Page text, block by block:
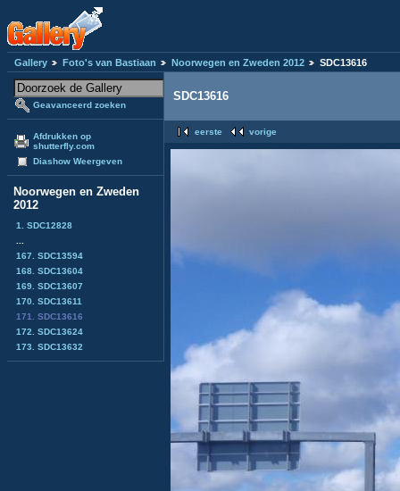
Gallery Foto's van Bastiaan Noorwegen en Zweden 2012 SDC13616
Geavanceerd zoeken
Afdrukken op
shutterfly.com
Diashow Weergeven
Noorwegen en Zweden
2012
1. SDC12828
167. SDC13594
168. SDC13604
169. SDC13607
170. SDC13611
171. SDC13616
172. SDC13624
173. SDC13632
SDC13616
eerste vorige